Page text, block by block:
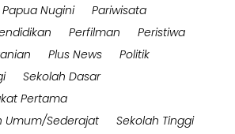
Papua Nugini
Pariwisata
Perfilman
Peristiwa
Plus News
Politik
Sekolah Dasar
Pertama
Umum/Sederajat
Sekolah Tinggi